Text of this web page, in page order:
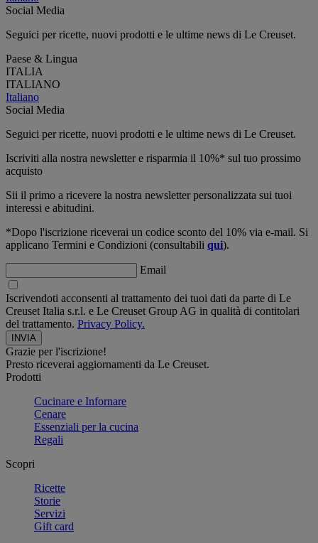
Social Media
Seguici per ricette, nuovi prodotti e le ultime news di Le Creuset.
Paese & Lingua
ITALIA
ITALIANO
Italiano
Social Media
Seguici per ricette, nuovi prodotti e le ultime news di Le Creuset.
Iscriviti alla nostra newsletter e risparmia il 10%* sul tuo prossimo
acquisto
Sii il primo a ricevere la nostra newsletter personalizzata sui tuoi
interessi e abitudini.
*Dopo l'iscrizione riceverai un codice sconto del 10% via e-mail. Si
applicano Termini e Condizioni (consultabili qui).
Email
Iscrivendoti acconsenti al trattamento dei tuoi dati da parte di Le
Creuset Italia s.r.l. e Le Creuset Group AG in qualità di contitolari
del trattamento. Privacy Policy.
Grazie per l'iscrizione!
Presto riceverai aggiornamenti da Le Creuset.
Prodotti
Cucinare e Infornare
Cenare
Essenziali per la cucina
Regali
Scopri
Ricette
Storie
Servizi
Gift card